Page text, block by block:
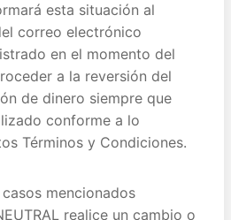
esta situación al
correo electrónico
en el momento del
a la reversión del
de dinero siempre que
conforme a lo
Términos y Condiciones.
mencionados
realice un cambio o